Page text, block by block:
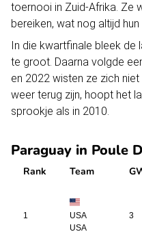
toernooi in Zuid-Afrika. Ze
bereiken, wat nog altijd
In die kwartfinale bleek de
te groot. Daarna volgde
en 2022 wisten ze zich
weer terug zijn, hoopt het
sprookje als in 2010.
Paraguay in Poule D
Rank Team
1
USA
USA
3